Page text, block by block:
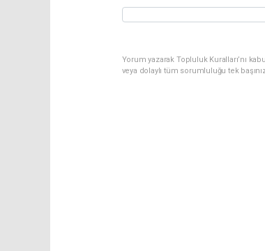
Yorum yazarak Topluluk Kuralları’nı
veya dolaylı tüm sorumluluğu tek